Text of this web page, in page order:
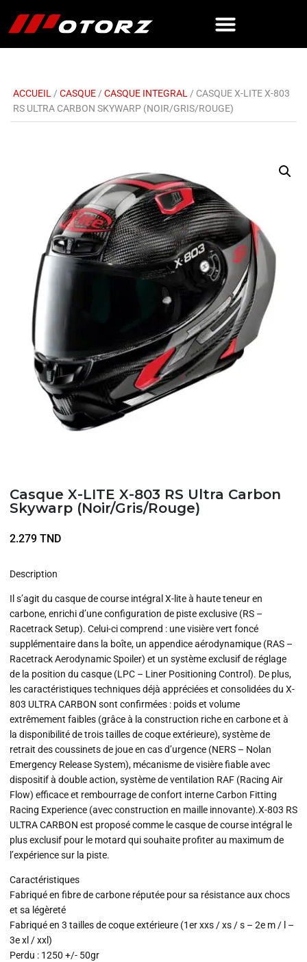
ACCUEIL / CASQUE / CASQUE INTEGRAL / CASQUE X-LITE X-803
RS ULTRA CARBON SKYWARP (NOIR/GRIS/ROUGE)
Casque X-LITE X-803 RS Ultra Carbon
Skywarp (Noir/Gris/Rouge)
2.279 TND
Description
Il s’agit du casque de course intégral X-lite à haute teneur en
carbone, enrichi d’une configuration de piste exclusive (RS –
Racetrack Setup). Celui-ci comprend : une visière vert foncé
supplémentaire dans la boîte, un appendice aérodynamique (RAS –
Racetrack Aerodynamic Spoiler) et un système exclusif de réglage
de la position du casque (LPC – Liner Positioning Control). De plus,
les caractéristiques techniques déjà appréciées et consolidées du X-
803 ULTRA CARBON sont confirmées : poids et volume
extrêmement faibles (grâce à la construction riche en carbone et à
la disponibilité de trois tailles de coque extérieure), système de
retrait des coussinets de joue en cas d’urgence (NERS – Nolan
Emergency Release System), mécanisme de visière fiable avec
dispositif à double action, système de ventilation RAF (Racing Air
Flow) efficace et rembourrage de confort interne Carbon Fitting
Racing Experience (avec construction en maille innovante).X-803 RS
ULTRA CARBON est proposé comme le casque de course intégral le
plus exclusif pour le motard qui souhaite profiter au maximum de
l’expérience sur la piste.
Caractéristiques
Fabriqué en fibre de carbone réputée pour sa résistance aux chocs
et sa légèreté
Fabriqué en 3 tailles de coque extérieure (1er xxs / xs / s – 2e m / l –
3e xl / xxl)
Perdu : 1250 +/- 50gr